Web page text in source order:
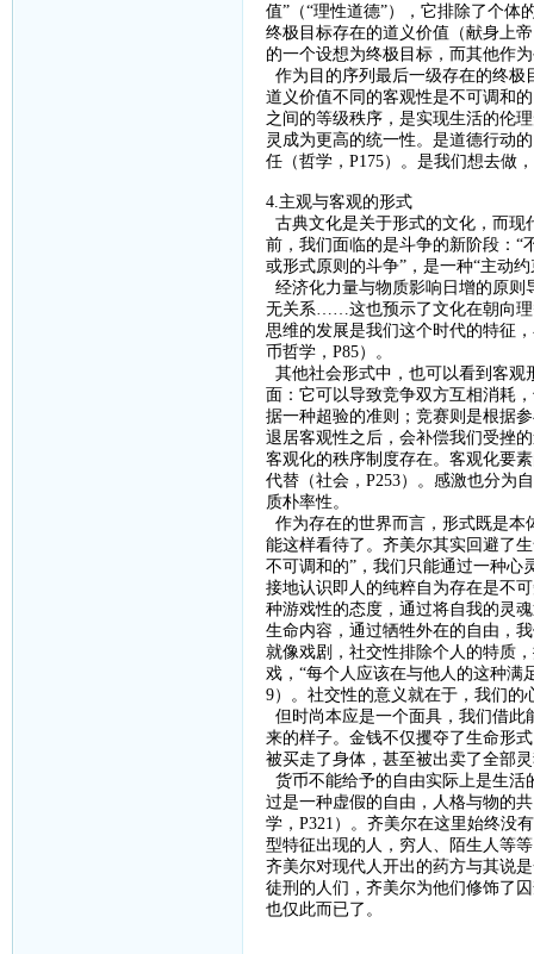
值”（“理性道德”），它排除了个体
终极目标存在的道义价值（献身上
的一个设想为终极目标，而其他作
作为目的序列最后一级存在的终极
道义价值不同的客观性是不可调和
之间的等级秩序，是实现生活的伦
灵成为更高的统一性。是道德行动
任（哲学， P175）。是我们想去做
4.主观与客观的形式
古典文化是关于形式的文化，而现
前，我们面临的是斗争的新阶段： “
或形式原则的斗争”，是一种“主动
经济化力量与物质影响日增的原则
无关系 ……这也预示了文化在朝向
思维的发展是我们这个时代的特征
币哲学， P85）。
其他社会形式中，也可以看到客观
面：它可以导致竞争双方互相消耗
据一种超验的准则；竞赛则是根据
退居客观性之后，会补偿我们受挫
客观化的秩序制度存在。客观化要
代替（社会， P253）。感激也分为
质朴率性。
作为存在的世界而言，形式既是本
能这样看待了。齐美尔其实回避了
不可调和的”，我们只能通过一种心
接地认识即人的纯粹自为存在是不
种游戏性的态度，通过将自我的灵
生命内容 ， 通过牺牲外在的自由，
就像戏剧 ， 社交性排除个人的特质
戏， “每个人应该在与他人的这种满
9）。社交性的意义就在于，我们的
但时尚本应是一个面具，我们借
来的样子。金钱不仅攫夺了生命形
被买走了身体，甚至被出卖了全部
货币不能给予的自由实际上是生活
过是一种虚假的自由，人格与物的
学， P321 ）。齐美尔在这里始终没
型特征出现的人，穷人、陌生人等
齐美尔对现代人开出的药方与其说
徒刑的人们，齐美尔为他们修饰了
也仅此而已了。